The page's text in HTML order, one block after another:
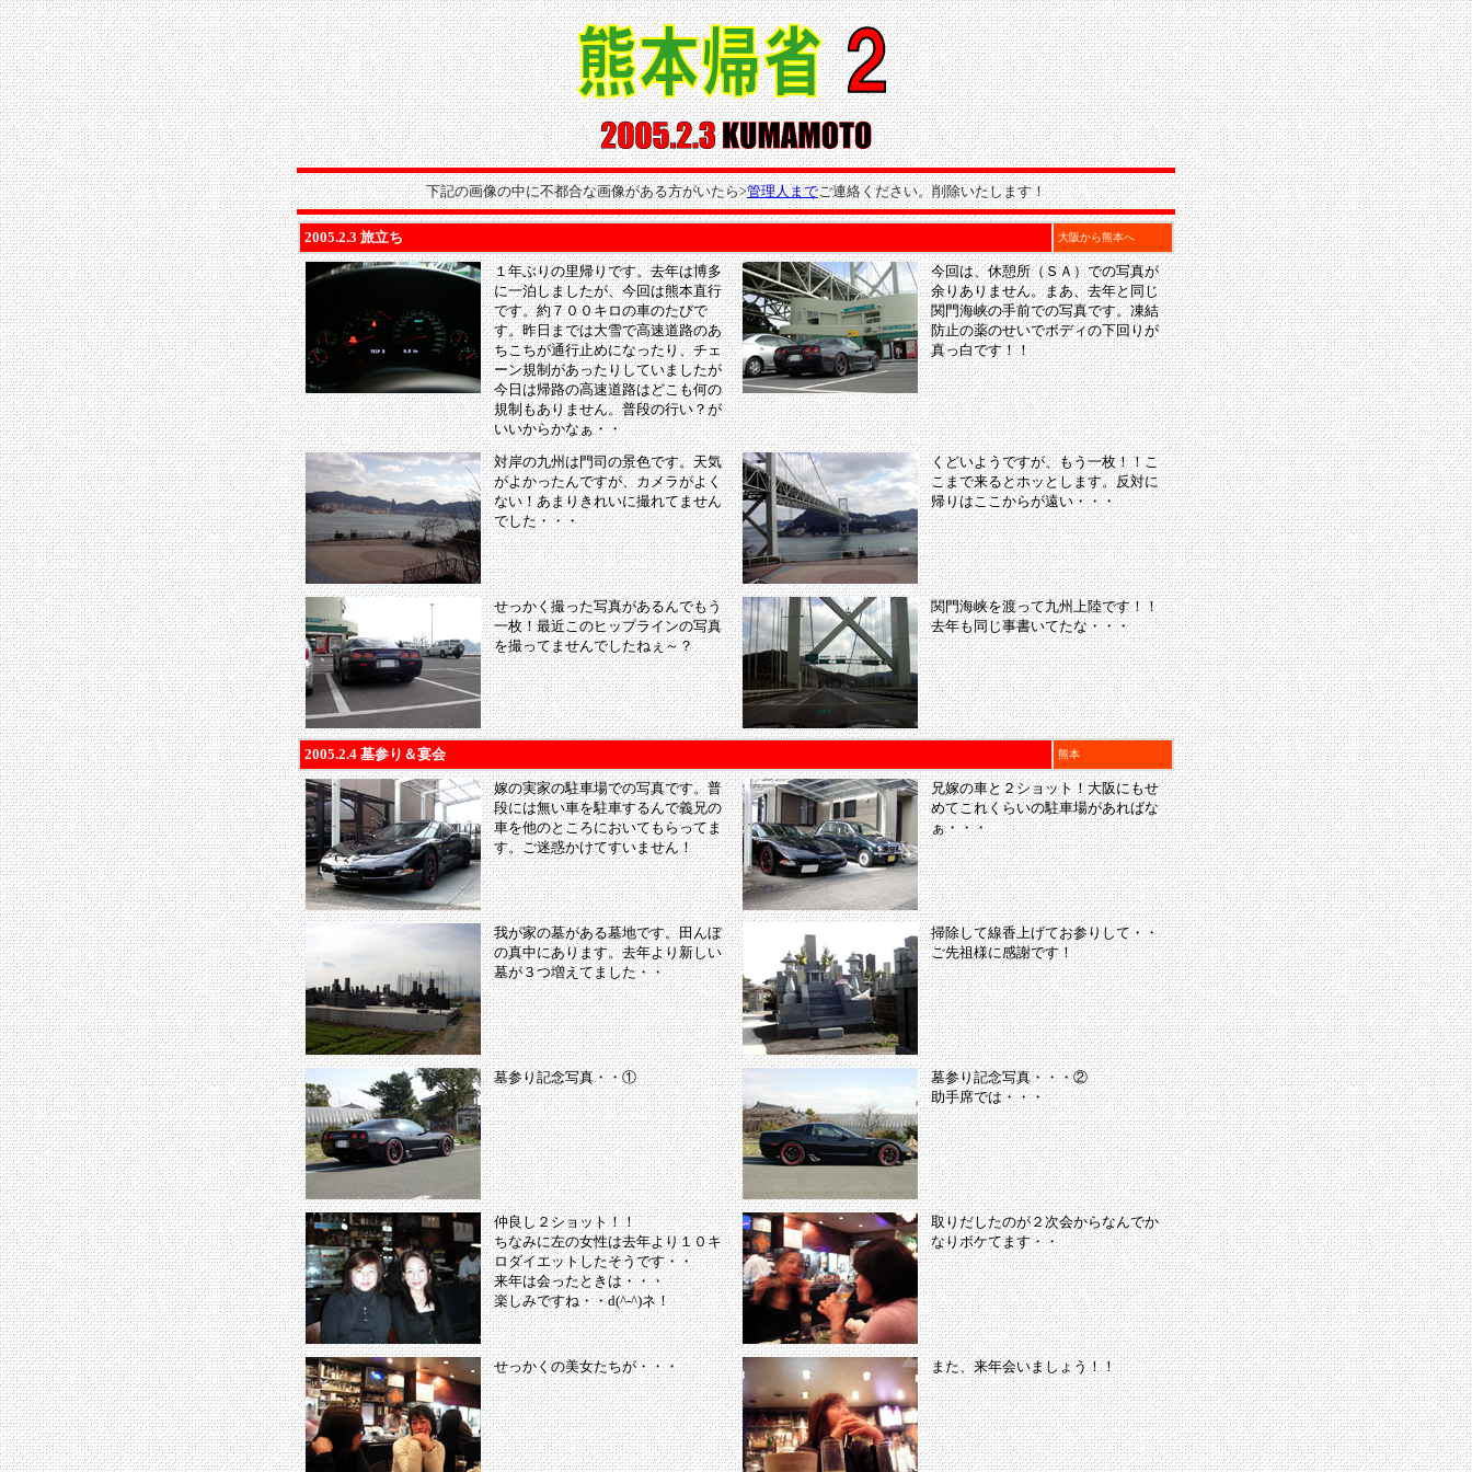
下記の画像の中に不都合な画像がある方がいたら>管理人までご連絡ください。削除いたします！
2005.2.3 旅立ち 大阪から熊本へ
１年ぶりの里帰りです。去年は博多
に一泊しましたが、今回は熊本直行
です。約７００キロの車のたびで
す。昨日までは大雪で高速道路のあ
ちこちが通行止めになったり、チェ
ーン規制があったりしていましたが
今日は帰路の高速道路はどこも何の
規制もありません。普段の行い？が
いいからかなぁ・・
今回は、休憩所（ＳＡ）での写真が
余りありません。まあ、去年と同じ
関門海峡の手前での写真です。凍結
防止の薬のせいでボディの下回りが
真っ白です！！
対岸の九州は門司の景色です。天気
がよかったんですが、カメラがよく
ない！あまりきれいに撮れてません
でした・・・
くどいようですが、もう一枚！！こ
こまで来るとホッとします。反対に
帰りはここからが遠い・・・
せっかく撮った写真があるんでもう
一枚！最近このヒップラインの写真
を撮ってませんでしたねぇ～？
関門海峡を渡って九州上陸です！！
去年も同じ事書いてたな・・・
2005.2.4 墓参り＆宴会 熊本
嫁の実家の駐車場での写真です。普
段には無い車を駐車するんで義兄の
車を他のところにおいてもらってま
す。ご迷惑かけてすいません！
兄嫁の車と２ショット！大阪にもせ
めてこれくらいの駐車場があればな
ぁ・・・
我が家の墓がある墓地です。田んぼ
の真中にあります。去年より新しい
墓が３つ増えてました・・
掃除して線香上げてお参りして・・
ご先祖様に感謝です！
墓参り記念写真・・①
墓参り記念写真・・・②
助手席では・・・
仲良し２ショット！！
ちなみに左の女性は去年より１０キ
ロダイエットしたそうです・・
来年は会ったときは・・・
楽しみですね・・d(^-^)ネ！
取りだしたのが２次会からなんでか
なりボケてます・・
せっかくの美女たちが・・・ また、来年会いましょう！！